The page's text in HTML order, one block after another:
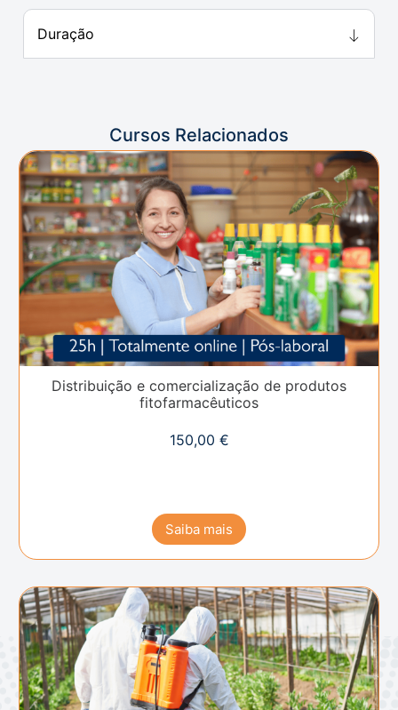
Duração
Cursos Relacionados
Distribuição e comercialização de produtos
fitofarmacêuticos
150,00 €
Saiba mais